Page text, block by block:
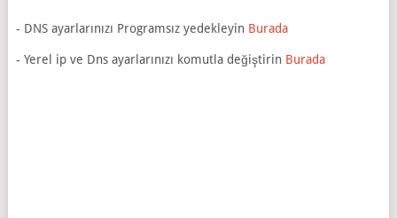
- DNS ayarlarınızı Programsız yedekleyin Burada
- Yerel ip ve Dns ayarlarınızı komutla değiştirin Burada